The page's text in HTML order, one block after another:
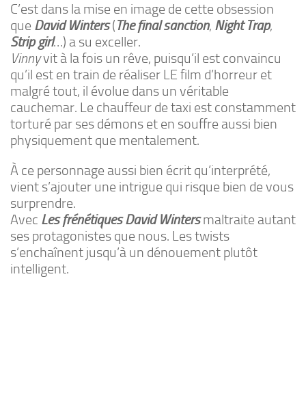
C’est dans la mise en image de cette obsession
que David Winters(The final sanction, Night Trap,
Strip girl…) a su exceller.
Vinnyvit à la fois un rêve, puisqu’il est convaincu
qu’il est en train de réaliser LE film d’horreur et
malgré tout, il évolue dans un véritable
cauchemar. Le chauffeur de taxi est constamment
torturé par ses démons et en souffre aussi bien
physiquement que mentalement.
À ce personnage aussi bien écrit qu’interprété,
vient s’ajouter une intrigue qui risque bien de vous
surprendre.
Avec Les frénétiques David Wintersmaltraite autant
ses protagonistes que nous. Les twists
s’enchaînent jusqu’à un dénouement plutôt
intelligent.